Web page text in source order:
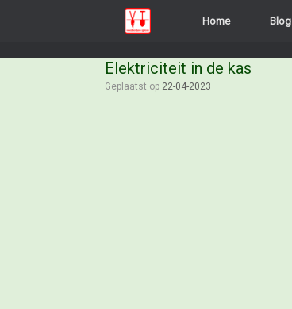
Home Blog
Elektriciteit in de kas
Geplaatst op 22-04-2023